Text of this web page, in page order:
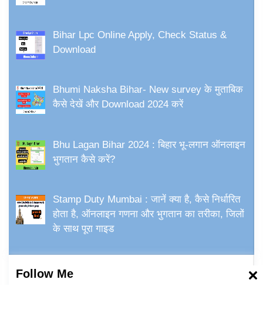
Bihar Lpc Online Apply, Check Status &
Download
Bhumi Naksha Bihar- New survey के मुताबिक
कैसे देखें और Download 2024 करें
Bhu Lagan Bihar 2024 : बिहार भू-लगान ऑनलाइन
भुगतान कैसे करें?
Stamp Duty Mumbai : जानें क्या है, कैसे निर्धारित
होता है, ऑनलाइन गणना और भुगतान का तरीका, जिलों
के साथ पूरा गाइड
Follow Me